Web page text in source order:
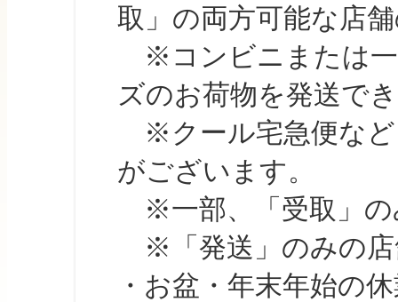
取」の両方可能な店
※コンビニまたは一
ズのお荷物を発送で
※クール宅急便など
がございます。
※一部、「受取」の
※「発送」のみの店
・お盆・年末年始の